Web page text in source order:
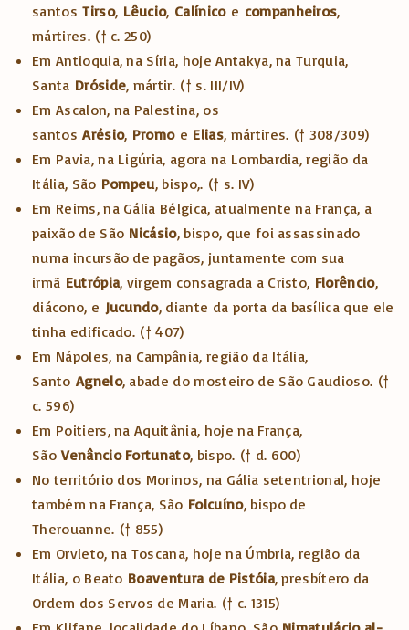
santosTirso, Lêucio, Calínicoe companheiros,
mártires. († c. 250)
Em Antioquia, na Síria, hoje Antakya, na Turquia,
Santa Dróside, mártir. († s. III/IV)
Em Ascalon, na Palestina, os
santosArésio, Promoe Elias, mártires. († 308/309)
Em Pavia, na Ligúria, agora na Lombardia, região da
Itália, São Pompeu, bispo,. († s. IV)
Em Reims, na Gália Bélgica, atualmente na França, a
paixão de São Nicásio, bispo, que foi assassinado
numa incursão de pagãos, juntamente com sua
irmã Eutrópia, virgem consagrada a Cristo, Florêncio,
diácono, e Jucundo, diante da porta da basílica que ele
tinha edificado. († 407)
Em Nápoles, na Campânia, região da Itália,
Santo Agnelo, abade do mosteiro de São Gaudioso. (†
c. 596)
Em Poitiers, na Aquitânia, hoje na França,
SãoVenâncio Fortunato, bispo. († d. 600)
No território dos Morinos, na Gália setentrional, hoje
também na França, São Folcuíno, bispo de
Therouanne. († 855)
Em Orvieto, na Toscana, hoje na Úmbria, região da
Itália, o Beato Boaventura de Pistóia, presbítero da
Ordem dos Servos de Maria. († c. 1315)